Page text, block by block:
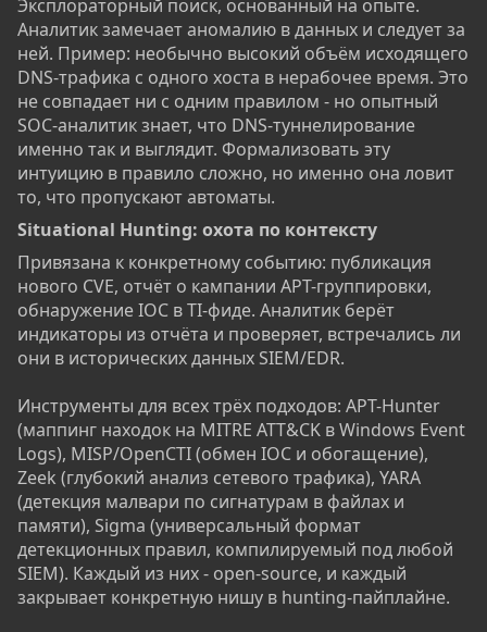
Эксплораторный поиск, основанный на опыте.
Аналитик замечает аномалию в данных и следует за
ней. Пример: необычно высокий объём исходящего
DNS-трафика с одного хоста в нерабочее время. Это
не совпадает ни с одним правилом - но опытный
SOC-аналитик знает, что DNS-туннелирование
именно так и выглядит. Формализовать эту
интуицию в правило сложно, но именно она ловит
то, что пропускают автоматы.
Situational Hunting: охота по контексту​
Привязана к конкретному событию: публикация
нового CVE, отчёт о кампании APT-группировки,
обнаружение IOC в TI-фиде. Аналитик берёт
индикаторы из отчёта и проверяет, встречались ли
они в исторических данных SIEM/EDR.
Инструменты для всех трёх подходов: APT-Hunter
(маппинг находок на MITRE ATT&CK в Windows Event
Logs), MISP/OpenCTI (обмен IOC и обогащение),
Zeek (глубокий анализ сетевого трафика), YARA
(детекция малвари по сигнатурам в файлах и
памяти), Sigma (универсальный формат
детекционных правил, компилируемый под любой
SIEM). Каждый из них - open-source, и каждый
закрывает конкретную нишу в hunting-пайплайне.